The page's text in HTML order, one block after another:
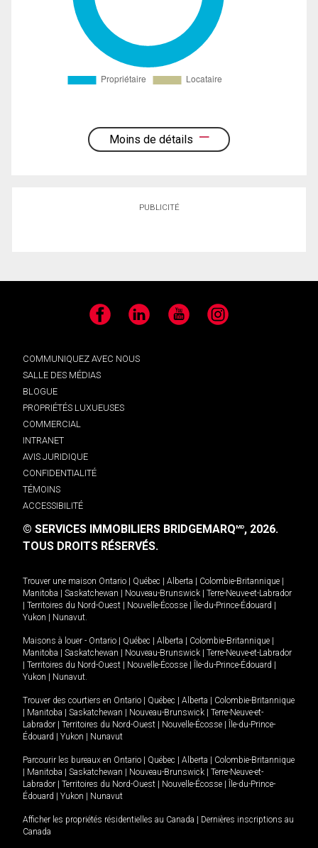
Moins de détails
PUBLICITÉ
Facebook LinkedIn YouTube Instagram
COMMUNIQUEZ AVEC NOUS
SALLE DES MÉDIAS
BLOGUE
PROPRIÉTÉS LUXUEUSES
COMMERCIAL
INTRANET
AVIS JURIDIQUE
CONFIDENTIALITÉ
TÉMOINS
ACCESSIBILITÉ
© SERVICES IMMOBILIERS BRIDGEMARQMD, 2026.
TOUS DROITS RÉSERVÉS.
Trouver une maison Ontario Québec Alberta Colombie-Britannique
Manitoba
Saskatchewan Nouveau-Brunswick
Terre-Neuve-et-Labrador
Territoires du Nord-Ouest Nouvelle-Écosse Île-du-Prince-Édouard
Yukon
Nunavut.
Maisons à louer - Ontario Québec Alberta Colombie-Britannique
Manitoba
Saskatchewan Nouveau-Brunswick
Terre-Neuve-et-Labrador
Territoires du Nord-Ouest Nouvelle-Écosse Île-du-Prince-Édouard
Yukon
Nunavut.
Trouver des courtiers en Ontario Québec Alberta
Colombie-Britannique
Manitoba Saskatchewan Nouveau-Brunswick
Terre-Neuve-et-
Labrador
Territoires du Nord-Ouest Nouvelle-Écosse
Île-du-Prince-
Édouard
Yukon Nunavut
Parcourir les bureaux en Ontario Québec Alberta
Colombie-Britannique
Manitoba Saskatchewan Nouveau-Brunswick
Terre-Neuve-et-
Labrador
Territoires du Nord-Ouest Nouvelle-Écosse
Île-du-Prince-
Édouard
Yukon Nunavut
Afficher les propriétés résidentielles au Canada
Dernières inscriptions au
Canada